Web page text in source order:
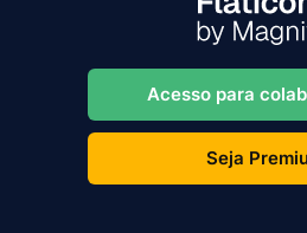
Acesso para
Seja